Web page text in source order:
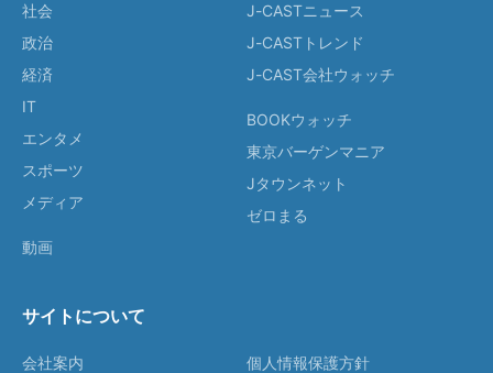
社会
政治
経済
IT
エンタメ
スポーツ
メディア
動画
J-CASTニュース
J-CASTトレンド
J-CAST会社ウォッチ
BOOKウォッチ
東京バーゲンマニア
Jタウンネット
ゼロまる
サイトについて
会社案内
個人情報保護方針